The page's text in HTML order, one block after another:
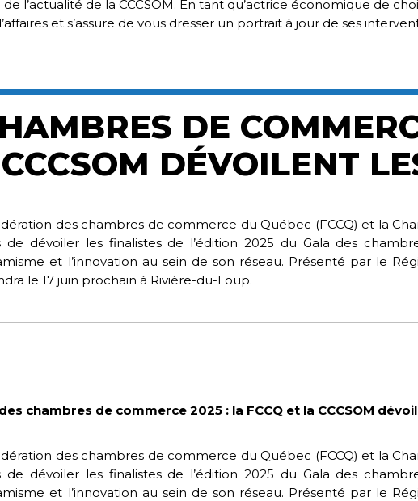
l’actualité de la CCCSOM. En tant qu’actrice économique de
et s’assure de vous dresser un portrait à jour de ses
DE
DÉVOILENT
des chambres de commerce du Québec (FCCQ) et la
de dévoiler les finalistes de l’édition 2025 du Gala des
et l’innovation au sein de son réseau. Présenté par le
le 17 juin prochain à Rivière-du-Loup.
chambres de commerce 2025 : la FCCQ et la CCCSOM
des chambres de commerce du Québec (FCCQ) et la
de dévoiler les finalistes de l’édition 2025 du Gala des
et l’innovation au sein de son réseau. Présenté par le